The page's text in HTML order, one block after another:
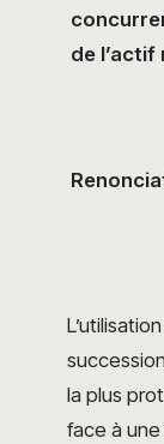
de l’actif
la plus
face à